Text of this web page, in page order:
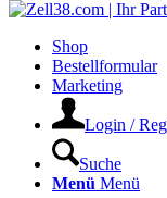
Shop
Bestellformular
Marketing
Login /
Suche
Menü Menü